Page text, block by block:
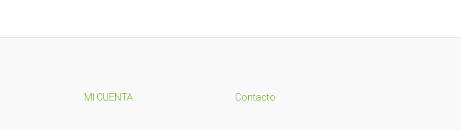
MI CUENTA Contacto